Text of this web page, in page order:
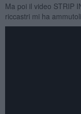
Ma poi il video STRIP
riccastri mi ha